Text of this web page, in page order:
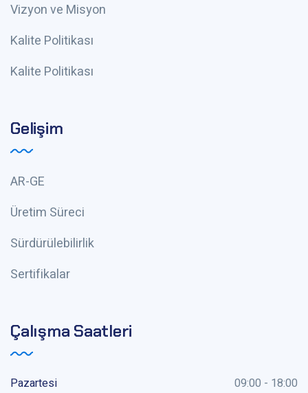
Vizyon ve Misyon
Kalite Politikası
Kalite Politikası
Gelişim
AR-GE
Üretim Süreci
Sürdürülebilirlik
Sertifikalar
Çalışma Saatleri
Pazartesi
09:00 - 18:00